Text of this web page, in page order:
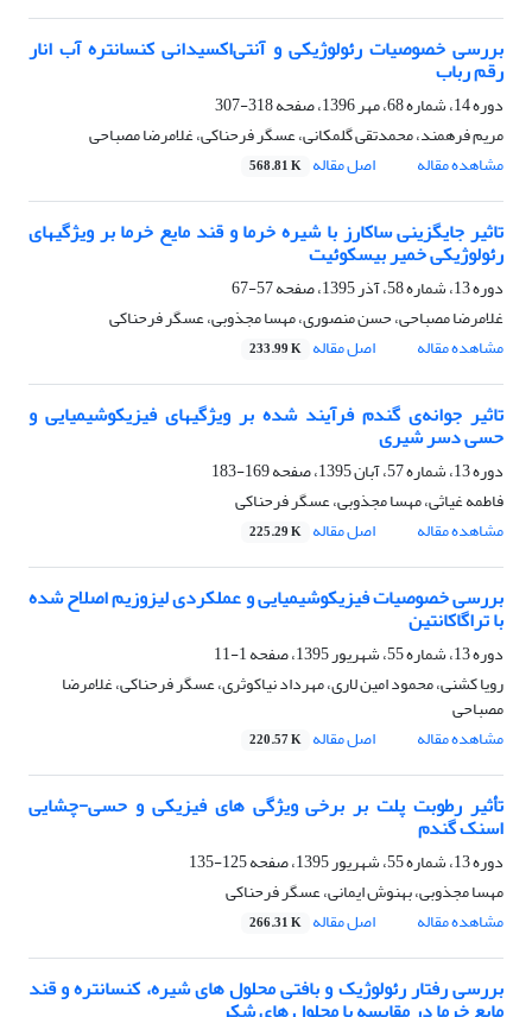
بررسی خصوصیات رئولوژیکی و آنتی‌اکسیدانی کنسانتره آب انار
رقم رباب
دوره 14، شماره 68، مهر 1396، صفحه
318-307
مریم فرهمند، محمدتقی گلمکانی، عسگر فرحناکی، غلامرضا مصباحی
مشاهده مقاله
اصل مقاله 568.81 K
تاثیر جایگزینی ساکارز با شیره خرما و قند مایع خرما بر ویژگیهای
رئولوژیکی خمیر بیسکوئیت
دوره 13، شماره 58، آذر 1395، صفحه
57-67
غلامرضا مصباحی، حسن منصوری، مهسا مجذوبی، عسگر فرحناکی
مشاهده مقاله
اصل مقاله 233.99 K
تاثیر جوانه‌ی گندم فرآیند شده بر ویژگیهای فیزیکوشیمیایی و
حسی دسر شیری
دوره 13، شماره 57، آبان 1395، صفحه
169-183
فاطمه غیاثی، مهسا مجذوبی، عسگر فرحناکی
مشاهده مقاله
اصل مقاله 225.29 K
بررسی خصوصیات فیزیکوشیمیایی و عملکردی لیزوزیم اصلاح شده
با تراگاکانتین
دوره 13، شماره 55، شهریور 1395، صفحه
1-11
رویا کشنی، محمود امین لاری، مهرداد نیاکوثری، عسگر فرحناکی، غلامرضا
مصباحی
مشاهده مقاله
اصل مقاله 220.57 K
تأثیر رطوبت پلت بر برخی ویژگی های فیزیکی و حسی-چشایی
اسنک گندم
دوره 13، شماره 55، شهریور 1395، صفحه
125-135
مهسا مجذوبی، بهنوش ایمانی، عسگر فرحناکی
مشاهده مقاله
اصل مقاله 266.31 K
بررسی رفتار رئولوژیک و بافتی محلول های شیره، کنسانتره و قند